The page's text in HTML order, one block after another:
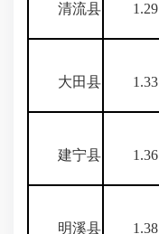
清流县 1.29
大田县 1.33
建宁县 1.36
明溪县 1.38